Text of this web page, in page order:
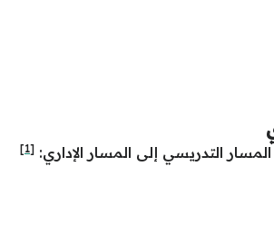
التدريسي إلى المسار الإداري: [1]